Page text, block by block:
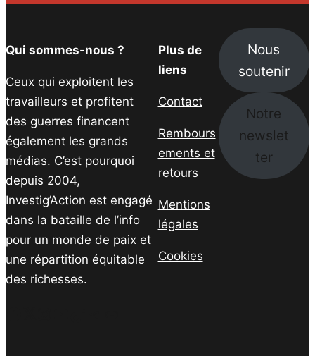
Qui sommes-nous ?
Ceux qui exploitent les
travailleurs et profitent
des guerres financent
également les grands
médias. C’est pourquoi
depuis 2004,
Investig’Action est engagé
dans la bataille de l’info
pour un monde de paix et
une répartition équitable
des richesses.
Plus de
liens
Contact
Rembours
ements et
retours
Mentions
légales
Cookies
Nous
soutenir
Notre
newslet
ter